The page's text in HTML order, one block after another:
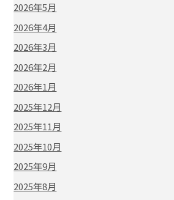
2026年5月
2026年4月
2026年3月
2026年2月
2026年1月
2025年12月
2025年11月
2025年10月
2025年9月
2025年8月